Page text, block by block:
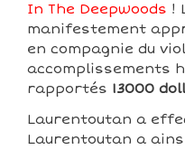
In The Deepwoods !
manifestement
en compagnie du
accomplissements
rapportés 13000
Laurentoutan a
Laurentoutan a